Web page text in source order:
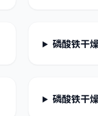
磷酸铁干
磷酸铁干